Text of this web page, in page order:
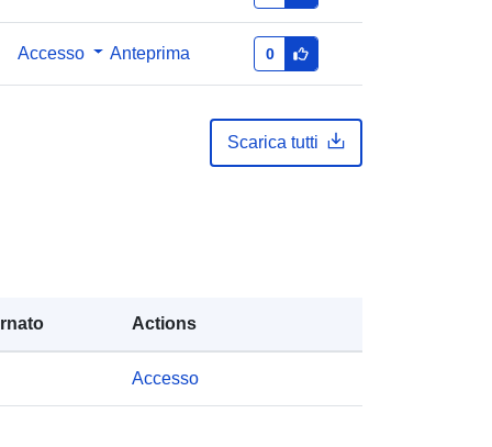
Accesso Anteprima 0
Scarica tutti
Actions
Accesso
Coordinate: [ [ 2.54, 50.85 ], [ 6.41,
50.85 ], [ 6.41, 49.49 ], [ 2.54, 49.49 ],
01 January 2023
31 December 2023